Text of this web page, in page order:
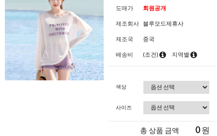
도매가 회원공개
제조회사 블루모드제휴사
제조국 중국
배송비 (조건) 지역별
색상
사이즈
총 상품 금액 0원